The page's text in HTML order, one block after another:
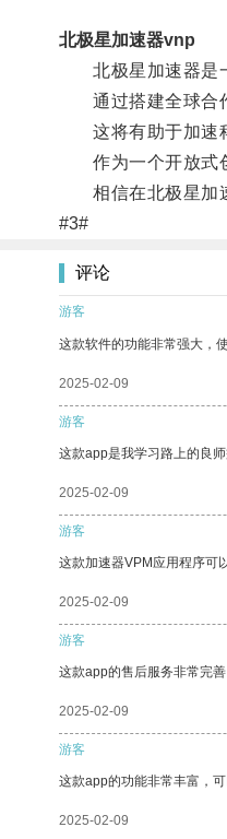
北极星加速器vnp
北极星加速器是一
通过搭建全球合作
这将有助于加速科
作为一个开放式创
相信在北极星加速
#3#
评论
游客
这款软件的功能非常强大，
2025-02-09
游客
这款app是我学习路上的良
2025-02-09
游客
这款加速器VPM应用程序可
2025-02-09
游客
这款app的售后服务非常完
2025-02-09
游客
这款app的功能非常丰富，
2025-02-09